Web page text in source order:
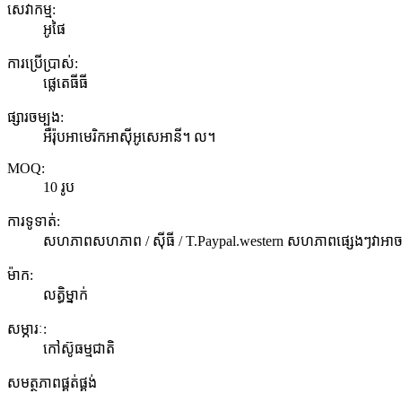
សេវាកម្ម:
អូផៃ
ការប្រើប្រាស់:
ផ្លេតេធីធី
ផ្សារចម្បង:
អឺរ៉ុបអាមេរិកអាស៊ីអូសេអានី។ ល។
MOQ:
10 រូប
ការទូទាត់:
សហភាពសហភាព / ស៊ីធី / T.Paypal.western សហភាពផ្សេងៗវាអាច
ម៉ាក:
លត្ធិម្នាក់
សម្ភារៈ:
កៅស៊ូធម្មជាតិ
សមត្ថភាពផ្គត់ផ្គង់